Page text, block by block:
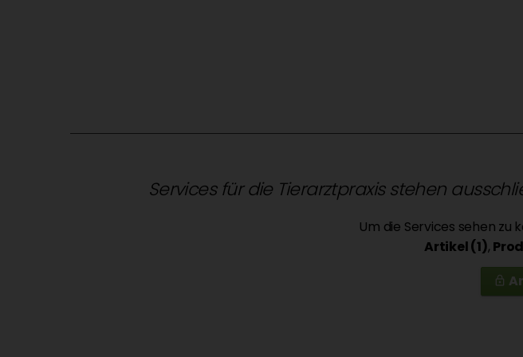
Services für die Tierarztpraxis stehen
Um die Services sehen zu
Artikel (1),
lock_outline